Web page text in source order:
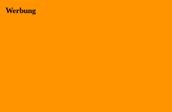
Werbung